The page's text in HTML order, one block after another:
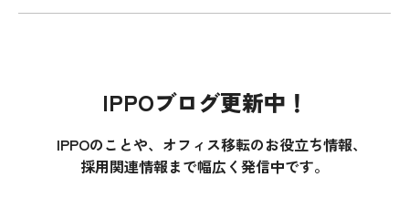
IPPOブログ更新中！
IPPOのことや、オフィス移転のお役立ち情報、
採用関連情報まで幅広く発信中です。